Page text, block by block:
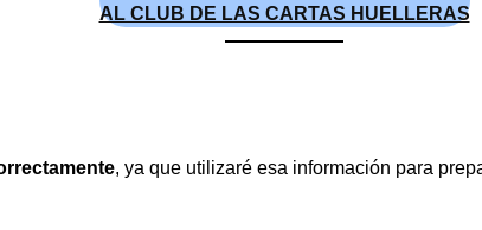
AL CLUB DE LAS CARTAS HUELLERAS
, ya que utilizaré esa información para